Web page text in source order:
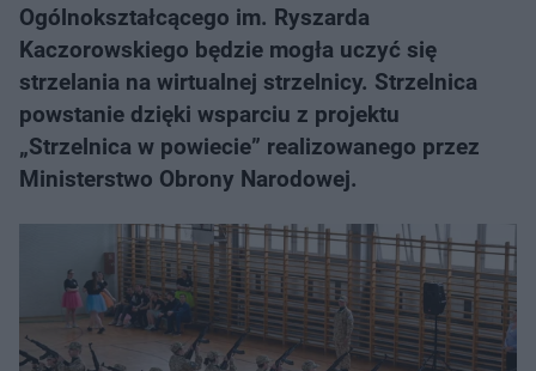
Ogólnokształcącego im. Ryszarda
Kaczorowskiego będzie mogła uczyć się
strzelania na wirtualnej strzelnicy. Strzelnica
powstanie dzięki wsparciu z projektu
„Strzelnica w powiecie” realizowanego przez
Ministerstwo Obrony Narodowej.